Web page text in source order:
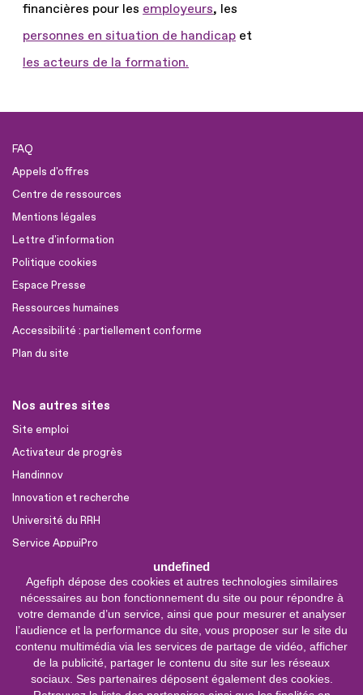
undefined
Agefiph dépose des cookies et autres technologies similaires
nécessaires au bon fonctionnement du site ou pour répondre à
votre demande d’un service, ainsi que pour mesurer et analyser
l’audience et la performance du site, vous proposer sur le site du
contenu multimédia via les services de partage de vidéo, afficher
de la publicité, partager le contenu du site sur les réseaux
sociaux. Ses partenaires déposent également des cookies.
financières pour les employeurs, les
personnes en situation de handicap et
les acteurs de la formation.
FAQ
Appels d'offres
Centre de ressources
Mentions légales
Lettre d'information
Politique cookies
Espace Presse
Ressources humaines
Accessibilité : partiellement conforme
Plan du site
Nos autres sites
Site emploi
Activateur de progrès
Handinnov
Innovation et recherche
Université du RRH
Service AppuiPro
Nous suivre
Youtube
Linkedin
Facebook